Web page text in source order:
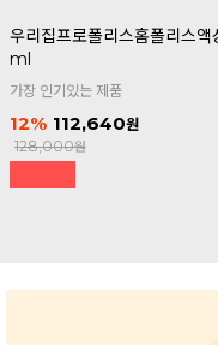
우리집프로폴리스홈폴리스
ml
가장 인기있는 제품
112,640
128,000
12